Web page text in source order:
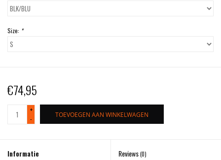
Size: *
€74,95
+
-
TOEVOEGEN AAN WINKELWAGEN
Informatie Reviews(0)